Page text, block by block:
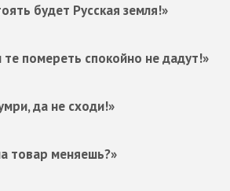
будет Русская земля!»
помереть спокойно не дадут!»
да не сходи!»
товар меняешь?»